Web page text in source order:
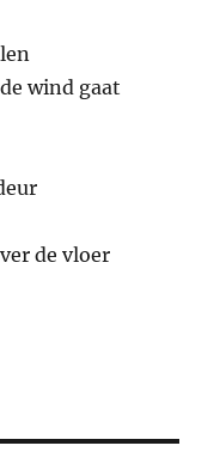
wind gaat
de vloer